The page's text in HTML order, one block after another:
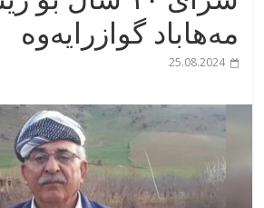
مەهاباد گوازرایەوە
25.08.2024